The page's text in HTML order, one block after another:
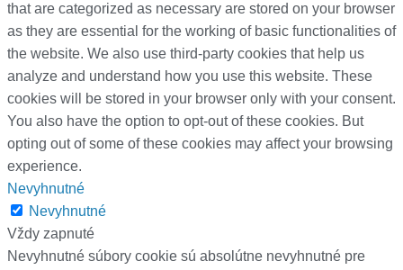
that are categorized as necessary are stored on your browser
as they are essential for the working of basic functionalities of
the website. We also use third-party cookies that help us
analyze and understand how you use this website. These
cookies will be stored in your browser only with your consent.
You also have the option to opt-out of these cookies. But
opting out of some of these cookies may affect your browsing
experience.
Nevyhnutné
Nevyhnutné
Vždy zapnuté
Nevyhnutné súbory cookie sú absolútne nevyhnutné pre